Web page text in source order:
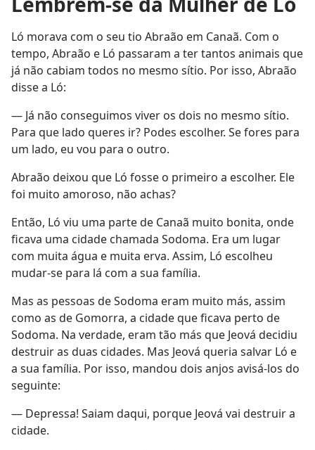
Ló morava com o seu tio Abraão em Canaã. Com o
tempo, Abraão e Ló passaram a ter tantos animais que
já não cabiam todos no mesmo sítio. Por isso, Abraão
disse a Ló:
— Já não conseguimos viver os dois no mesmo sítio.
Para que lado queres ir? Podes escolher. Se fores para
um lado, eu vou para o outro.
Abraão deixou que Ló fosse o primeiro a escolher. Ele
foi muito amoroso, não achas?
Então, Ló viu uma parte de Canaã muito bonita, onde
ficava uma cidade chamada Sodoma. Era um lugar
com muita água e muita erva. Assim, Ló escolheu
mudar-se para lá com a sua família.
Mas as pessoas de Sodoma eram muito más, assim
como as de Gomorra, a cidade que ficava perto de
Sodoma. Na verdade, eram tão más que Jeová decidiu
destruir as duas cidades. Mas Jeová queria salvar Ló e
a sua família. Por isso, mandou dois anjos avisá-los do
seguinte:
— Depressa! Saiam daqui, porque Jeová vai destruir a
cidade.